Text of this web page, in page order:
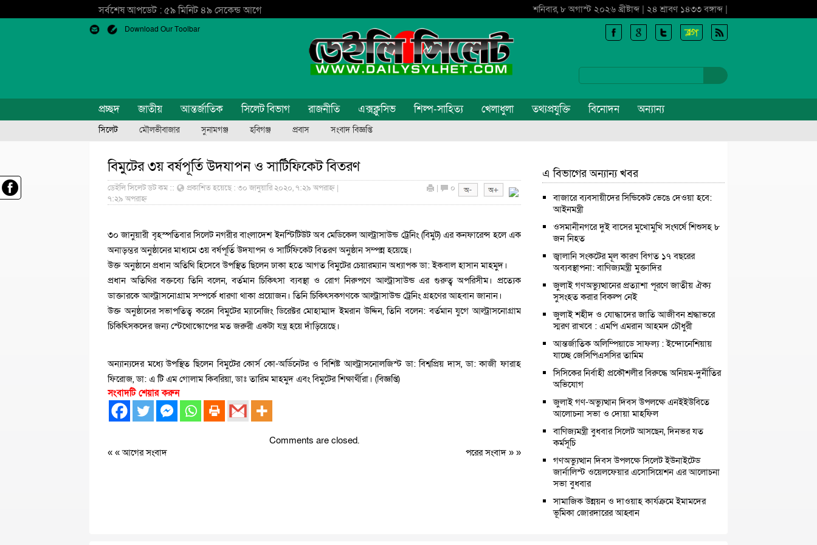
সর্বশেষ আপডেট : ৫৯ মিনিট ৪৯ সেকেন্ড আগে শনিবার, ৮ অগাস্ট ২০২৬ খ্রীষ্টাব্দ | ২৪ শ্রাবণ ১৪৩৩ বঙ্গাব্দ |
Download Our Toolbar
প্রচ্ছদ জাতীয় আন্তর্জাতিক সিলেট বিভাগ রাজনীতি এক্সক্লুসিভ শিল্প-সাহিত্য খেলাধুলা তথ্যপ্রযুক্তি বিনোদন অন্যান্য
সিলেট মৌলভীবাজার সুনামগঞ্জ হবিগঞ্জ প্রবাস সংবাদ বিজ্ঞপ্তি
বিমুটের ৩য় বর্ষপূর্তি উদযাপন ও সার্টিফিকেট বিতরণ
ডেইলি সিলেট ডট কম ::
প্রকাশিত হয়েছে : ৩০ জানুয়ারি ২০২০, ৭:২৯ অপরাহ্ন |
৭:২৯ অপরাহ্ন
| ০
৩০ জানুয়ারী বৃহস্পতিবার সিলেট নগরীর বাংলাদেশ ইনস্টিটিউট অব মেডিকেল আল্ট্রাসাউন্ড ট্রেনিং (বিমুট) এর কনফারেন্স হলে এক
অনাড়ম্ভর অনুষ্ঠানের মাধ্যমে ৩য় বর্ষপূর্তি উদযাপন ও সার্টিফিকেট বিতরণ অনুষ্ঠান সম্পন্ন হয়েছে।
উক্ত অনুষ্ঠানে প্রধান অতিথি হিসেবে উপস্থিত ছিলেন ঢাকা হতে আগত বিমুটের চেয়ারম্যান অধ্যাপক ডা: ইকবাল হাসান মাহমুদ।
প্রধান অতিথির বক্তব্যে তিনি বলেন, বর্তমান চিকিৎসা ব্যবস্থা ও রোগ নিরুপণে আল্ট্রাসাউন্ড এর গুরুত্ব অপরিসীম। প্রত্যেক
ডাক্তারকে আল্ট্রাসনোগ্রাম সম্পর্কে ধারণা থাকা প্রয়োজন। তিনি চিকিৎসকগণকে আল্ট্রাসাউন্ড ট্রেনিং গ্রহণের আহবান জানান।
উক্ত অনুষ্ঠানের সভাপতিত্ব করেন বিমুটের ম্যানেজিং ডিরেক্টর মোহাম্মাদ ইমরান উদ্দিন, তিনি বলেন: বর্তমান যুগে আল্ট্রাসনোগ্রাম
চিকিৎিসকদের জন্য স্টেথোস্কোপের মত জরুরী একটা যন্ত্র হয়ে দাঁড়িয়েছে।
অন্যান্যদের মধ্যে উপস্থিত ছিলেন বিমুটের কোর্স কো-অর্ডিনেটর ও বিশিষ্ট আল্ট্রাসনোলজিস্ট ডা: বিশ্বপ্রিয় দাস, ডা: কাজী ফারাহ
ফিরোজ, ডা: এ টি এম গোলাম কিবরিয়া, ডাঃ তারিম মাহমুদ এবং বিমুটের শিক্ষার্থীরা। (বিজ্ঞপ্তি)
সংবাদটি শেয়ার করুন
Comments are closed.
« «আগের সংবাদ পরের সংবাদ » »
এ বিভাগের অন্যান্য খবর
বাজারে ব্যবসায়ীদের সিন্ডিকেট ভেঙে দেওয়া হবে:
আইনমন্ত্রী
ওসমানীনগরে দুই বাসের মুখোমুখি সংঘর্ষে শিশুসহ ৮
জন নিহত
জ্বালানি সংকটের মূল কারণ বিগত ১৭ বছরের
অব্যবস্থাপনা: বাণিজ্যমন্ত্রী মুক্তাদির
জুলাই গণঅভ্যুত্থানের প্রত্যাশা পূরণে জাতীয় ঐক্য
সুসংহত করার বিকল্প নেই
জুলাই শহীদ ও যোদ্ধাদের জাতি আজীবন শ্রদ্ধাভরে
স্মরণ রাখবে : এমপি এমরান আহমদ চৌধুরী
আন্তর্জাতিক অলিম্পিয়াডে সাফল্য : ইন্দোনেশিয়ায়
যাচ্ছে জেসিপিএসসির তামিম
সিসিকের নির্বাহী প্রকৌশলীর বিরুদ্ধে অনিয়ম-দুর্নীতির
অভিযোগ
জুলাই গণ-অভ্যুত্থান দিবস উপলক্ষে এনইইউবিতে
আলোচনা সভা ও দোয়া মাহফিল
বাণিজ্যমন্ত্রী বুধবার সিলেট আসছেন, দিনভর যত
কর্মসূচি
গণঅভ্যুত্থান দিবস উপলক্ষে সিলেট ইউনাইটেড
জার্নালিস্ট ওয়েলফেয়ার এসোসিয়েশন এর আলোচনা
সভা বুধবার
সামাজিক উন্নয়ন ও দাওয়াহ কার্যক্রমে ইমামদের
ভূমিকা জোরদারের আহ্বান